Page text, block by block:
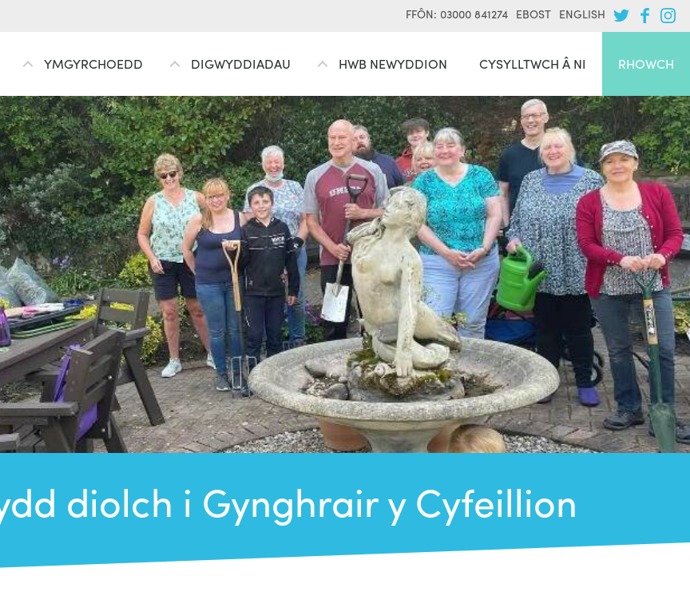
YMGYRCHOEDD DIGWYDDIADAU HWB NEWYDDION CYSYLLTWCH Â NI RHOWCH
FFÔN: 03000 841274 EBOST ENGLISH
diolch i Gynghrair y Cyfeillion